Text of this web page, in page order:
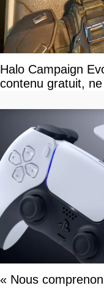
Halo Campaign
contenu gratuit,
« Nous